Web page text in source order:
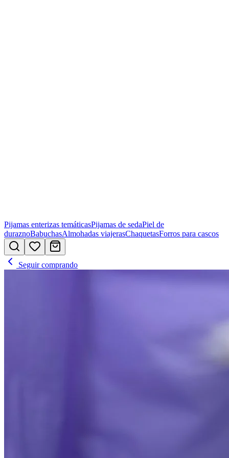
Pijamas enterizas temáticasPijamas de sedaPiel de
duraznoBabuchasAlmohadas viajerasChaquetasForros para cascos
Seguir comprando